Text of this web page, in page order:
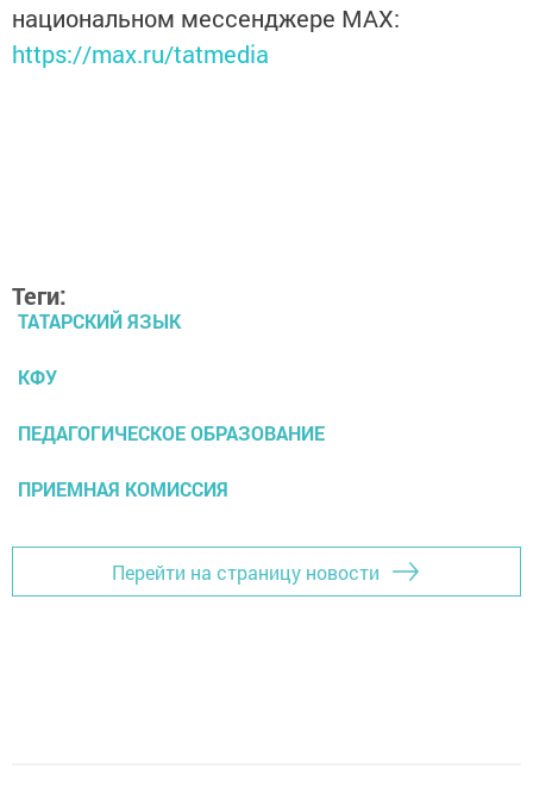
национальном мессенджере MАХ:
https://max.ru/tatmedia
Теги:
ТАТАРСКИЙ ЯЗЫК
КФУ
ПЕДАГОГИЧЕСКОЕ ОБРАЗОВАНИЕ
ПРИЕМНАЯ КОМИССИЯ
Перейти на страницу новости